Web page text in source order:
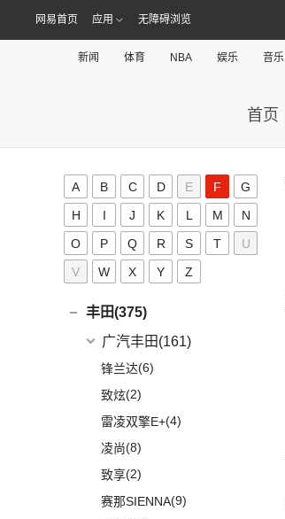
网易首页 应用 无障碍浏览
新闻 体育 NBA 娱乐 音乐
首页
A B C D E F
G
H
I J K L M
N
O
P Q R S T
U
V
W X Y Z
高尔夫·嘉旅(5)
迈腾(22)
(21)
高尔夫GTI(3)
大众CC(16)
ID.4 CROZZ
(19)
迈腾GTE
(2)
探岳X
御风
(41)
御风P16
启辰大V(9)
(4)
(25)
风神AX7
风行雷霆
(12)
菱智M5
(29)
风行T5 EVO
(20)
风行游艇
(8)
风行M7
(16)
风行S60 EV
(10)
风行M7新能源
风光330(9)
风光S560(11)
风光370
风光E3(6)
风光MINI EV(10)
风光380
(17)
小康D71 PLUS(6)
小康EC36(2)
小康C32(4)
小康C52 (1)
小康C56 (2)
小康D51 (4)
小康K02 (1)
小康C31 (4)
小康C37
小康K07S(3)
小康C51(1)
小康C36
小康C35(1)
小康K05S
东风富康(11)
东风纳米(21)
东风汽车
(21)
大运汽车(98)
道奇(0)
东风风度(7)
郑州日产(7)
帕拉丁(7)
大乘汽车(0)
东风奕派(5)
东风乘用车
(5)
F
丰田(375)
广汽丰田(161)
锋兰达(6)
致炫(2)
雷凌双擎E+(4)
凌尚(8)
致享(2)
赛那SIENNA(9)